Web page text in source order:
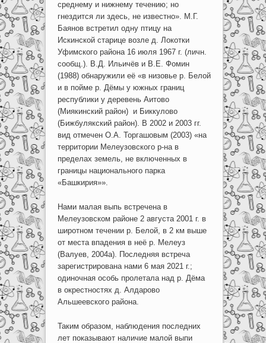
среднему и нижнему течению; но
гнездится ли здесь, не известно». М.Г.
Баянов встретил одну птицу на
Искинской старице возле д. Локотки
Уфимского района 16 июля 1967 г. (личн.
сообщ.). В.Д. Ильичёв и В.Е. Фомин
(1988) обнаружили её «в низовье р. Белой
и в пойме р. Дёмы у южных границ
республики у деревень Аитово
(Миякинский район) и Биккулово
(Бижбулякский район). В 2002 и 2003 гг.
вид отмечен О.А. Торгашовым (2003) «на
территории Мелеузовского р-на в
пределах земель, не включенных в
границы национального парка
«Башкирия»».
Нами малая выпь встречена в
Мелеузовском районе 2 августа 2001 г. в
широтном течении р. Белой, в 2 км выше
от места впадения в неё р. Мелеуз
(Валуев, 2004а). Последняя встреча
зарегистрирована нами 6 мая 2021 г.;
одиночная особь пролетала над р. Дёма
в окрестностях д. Алдарово
Альшеевского района.
Таким образом, наблюдения последних
лет показывают наличие малой выпи